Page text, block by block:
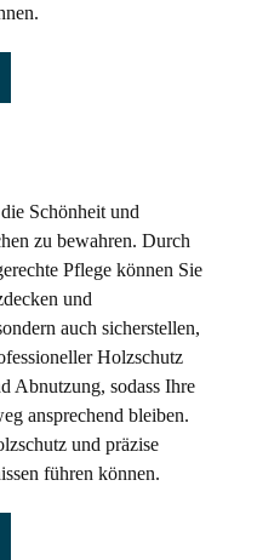
Schönheit und
zu bewahren. Durch
Pflege können Sie
und
auch sicherstellen,
Holzschutz
Abnutzung, sodass Ihre
ansprechend bleiben.
und präzise
führen können.